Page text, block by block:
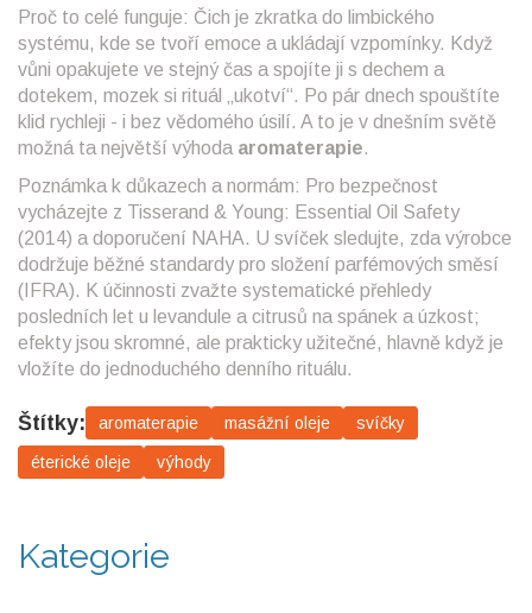
Proč to celé funguje: Čich je zkratka do limbického
systému, kde se tvoří emoce a ukládají vzpomínky. Když
vůni opakujete ve stejný čas a spojíte ji s dechem a
dotekem, mozek si rituál „ukotví“. Po pár dnech spouštíte
klid rychleji - i bez vědomého úsilí. A to je v dnešním světě
možná ta největší výhoda aromaterapie.
Poznámka k důkazech a normám: Pro bezpečnost
vycházejte z Tisserand & Young: Essential Oil Safety
(2014) a doporučení NAHA. U svíček sledujte, zda výrobce
dodržuje běžné standardy pro složení parfémových směsí
(IFRA). K účinnosti zvažte systematické přehledy
posledních let u levandule a citrusů na spánek a úzkost;
efekty jsou skromné, ale prakticky užitečné, hlavně když je
vložíte do jednoduchého denního rituálu.
Štítky: aromaterapie masážní oleje svíčky
éterické oleje výhody
Kategorie